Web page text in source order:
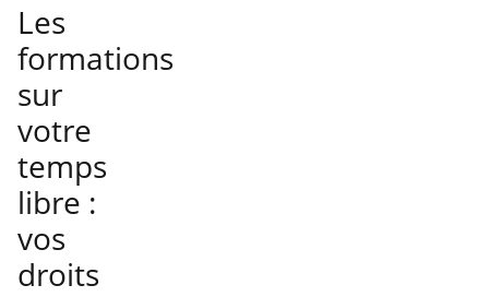
Les
formations
sur
votre
temps
libre :
vos
droits